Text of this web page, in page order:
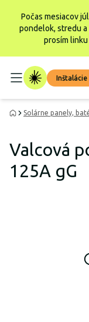
Počas mesiacov
pondelok, stredu
prosím
Inštalácie
Solárne panely,
Valcová
125A gG